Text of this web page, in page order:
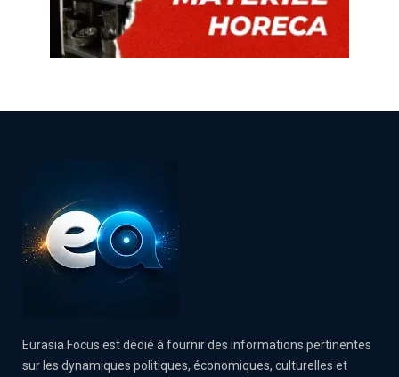
Eurasia Focus est dédié à fournir des informations pertinentes
sur les dynamiques politiques, économiques, culturelles et